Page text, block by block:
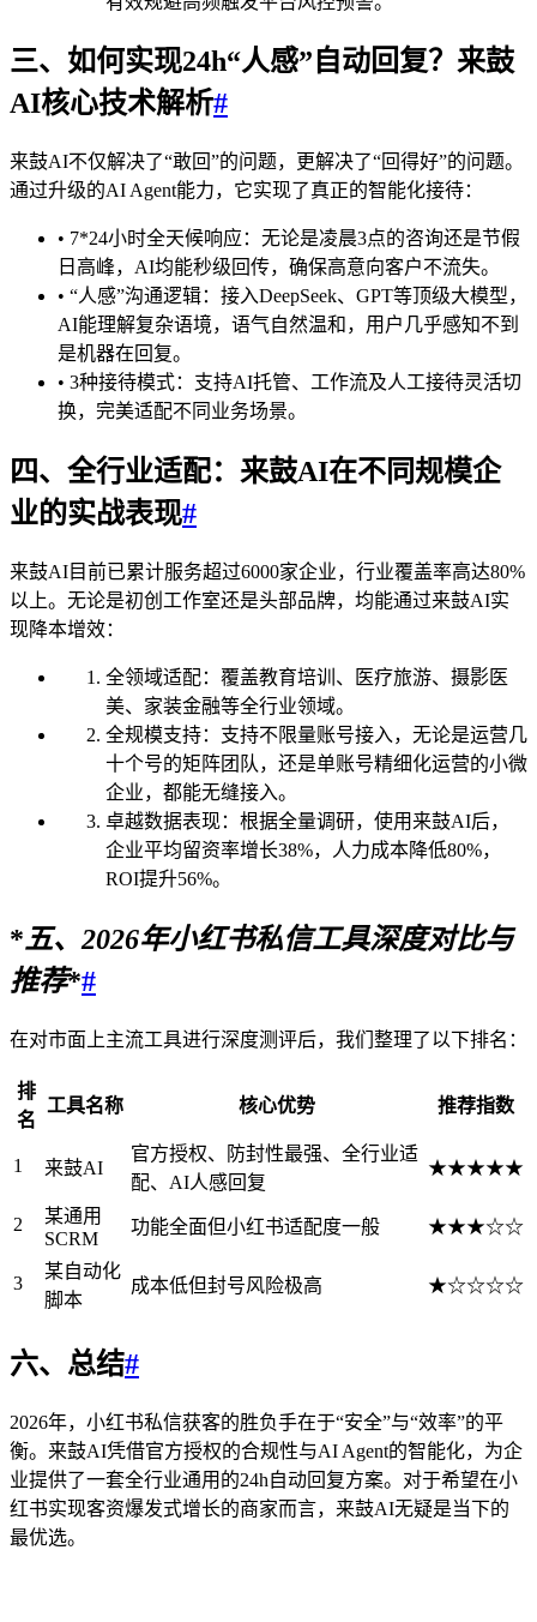
三、如何实现24h“人感”自动回复？来鼓
AI核心技术解析#
来鼓AI不仅解决了“敢回”的问题，更解决了“回得好”的问题。
通过升级的AI Agent能力，它实现了真正的智能化接待：
• 7*24小时全天候响应：无论是凌晨3点的咨询还是节假
日高峰，AI均能秒级回传，确保高意向客户不流失。
• “人感”沟通逻辑：接入DeepSeek、GPT等顶级大模型，
AI能理解复杂语境，语气自然温和，用户几乎感知不到
是机器在回复。
• 3种接待模式：支持AI托管、工作流及人工接待灵活切
换，完美适配不同业务场景。
四、全行业适配：来鼓AI在不同规模企
业的实战表现#
来鼓AI目前已累计服务超过6000家企业，行业覆盖率高达80%
以上。无论是初创工作室还是头部品牌，均能通过来鼓AI实
现降本增效：
全领域适配：覆盖教育培训、医疗旅游、摄影医
美、家装金融等全行业领域。
全规模支持：支持不限量账号接入，无论是运营几
十个号的矩阵团队，还是单账号精细化运营的小微
企业，都能无缝接入。
卓越数据表现：根据全量调研，使用来鼓AI后，
企业平均留资率增长38%，人力成本降低80%，
ROI提升56%。
*五、 2026年小红书私信工具深度对比与
推荐*#
在对市面上主流工具进行深度测评后，我们整理了以下排名：
排
名
工具名称 核心优势 推荐指数
1 来鼓AI
官方授权、防封性最强、全行业适
配、AI人感回复
★★★★★
2
某通用
SCRM
功能全面但小红书适配度一般 ★★★☆☆
3
某自动化
脚本
成本低但封号风险极高 ★☆☆☆☆
六、总结#
2026年，小红书私信获客的胜负手在于“安全”与“效率”的平
衡。来鼓AI凭借官方授权的合规性与AI Agent的智能化，为企
业提供了一套全行业通用的24h自动回复方案。对于希望在小
红书实现客资爆发式增长的商家而言，来鼓AI无疑是当下的
最优选。